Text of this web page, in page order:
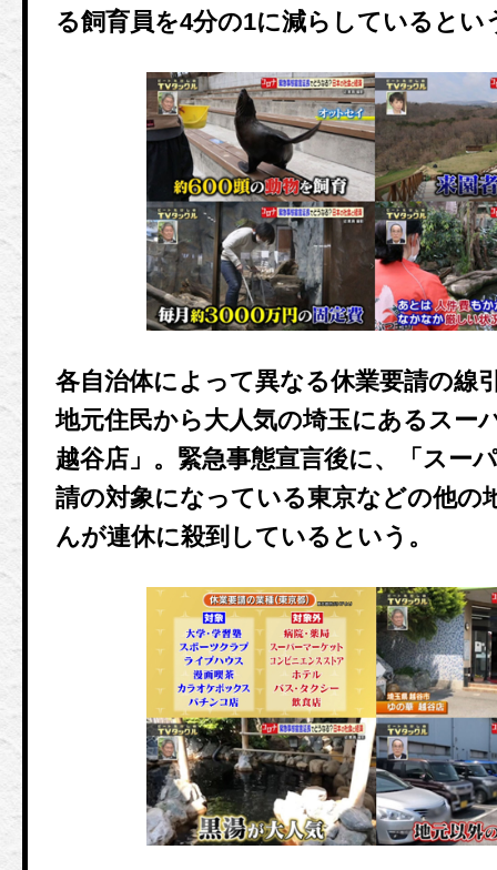
る飼育員を4分の1に減らしていると
各自治体によって異なる休業要請の線
地元住民から大人気の埼玉にあるスー
越谷店」。緊急事態宣言後に、「スー
請の対象になっている東京などの他の
んが連休に殺到しているという。